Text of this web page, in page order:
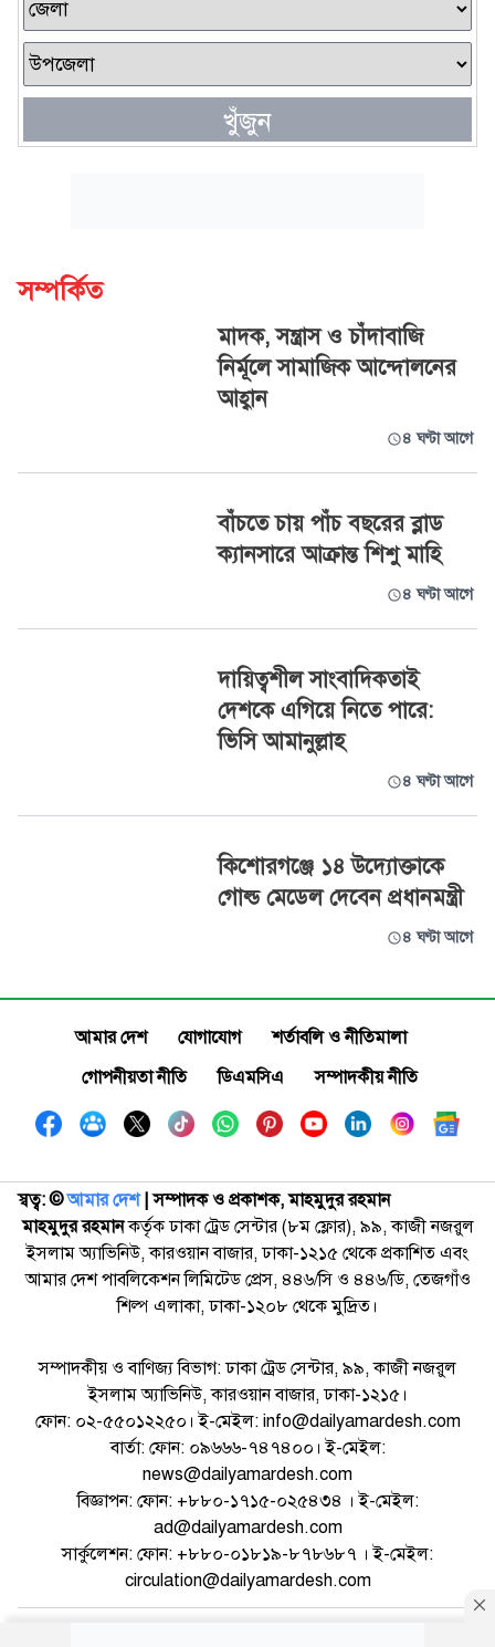
খুঁজুন
সম্পর্কিত
মাদক, সন্ত্রাস ও চাঁদাবাজি
নির্মূলে সামাজিক আন্দোলনের
আহ্বান
৪ ঘণ্টা আগে
বাঁচতে চায় পাঁচ বছরের ব্লাড
ক্যানসারে আক্রান্ত শিশু মাহি
৪ ঘণ্টা আগে
দায়িত্বশীল সাংবাদিকতাই
দেশকে এগিয়ে নিতে পারে:
ভিসি আমানুল্লাহ
৪ ঘণ্টা আগে
কিশোরগঞ্জে ১৪ উদ্যোক্তাকে
গোল্ড মেডেল দেবেন প্রধানমন্ত্রী
৪ ঘণ্টা আগে
আমার দেশ যোগাযোগ
শর্তাবলি ও নীতিমালা
গোপনীয়তা নীতি
ডিএমসিএ সম্পাদকীয় নীতি
স্বত্ব: ©️আমার দেশ| সম্পাদক ও প্রকাশক, মাহমুদুর রহমান
মাহমুদুর রহমানকর্তৃক ঢাকা ট্রেড সেন্টার (৮ম ফ্লোর), ৯৯, কাজী নজরুল
ইসলাম অ্যাভিনিউ, কারওয়ান বাজার, ঢাকা-১২১৫ থেকে প্রকাশিত এবং
আমার দেশ পাবলিকেশন লিমিটেড প্রেস, ৪৪৬/সি ও ৪৪৬/ডি, তেজগাঁও
শিল্প এলাকা, ঢাকা-১২০৮ থেকে মুদ্রিত।
সম্পাদকীয় ও বাণিজ্য বিভাগ: ঢাকা ট্রেড সেন্টার, ৯৯, কাজী নজরুল
ইসলাম অ্যাভিনিউ, কারওয়ান বাজার, ঢাকা-১২১৫।
ফোন: ০২-৫৫০১২২৫০। ই-মেইল: info@dailyamardesh.com
বার্তা: ফোন: ০৯৬৬৬-৭৪৭৪০০। ই-মেইল:
news@dailyamardesh.com
বিজ্ঞাপন: ফোন: +৮৮০-১৭১৫-০২৫৪৩৪ । ই-মেইল:
ad@dailyamardesh.com
সার্কুলেশন: ফোন: +৮৮০-০১৮১৯-৮৭৮৬৮৭ । ই-মেইল:
circulation@dailyamardesh.com